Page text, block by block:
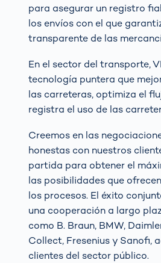
para asegurar un registro
los envíos con el que
transparente de las
En el sector del transporte,
tecnología puntera que
las carreteras, optimiza el
registra el uso de las
Creemos en las
honestas con nuestros
partida para obtener el
las posibilidades que
los procesos. El éxito
una cooperación a largo
como B. Braun, BMW,
Collect, Fresenius y Sanofi,
clientes del sector público.